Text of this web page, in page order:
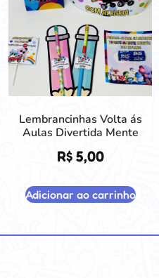
Lembrancinhas Volta ás
Aulas Divertida Mente
R$5,00
Adicionar ao carrinho